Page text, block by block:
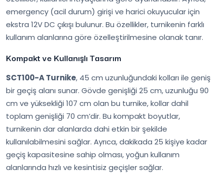
emergency (acil durum) girişi ve harici okuyucular için
ekstra 12V DC çıkışı bulunur. Bu özellikler, turnikenin farklı
kullanım alanlarına göre özelleştirilmesine olanak tanır.
Kompakt ve Kullanışlı Tasarım
SCT100-A Turnike, 45 cm uzunluğundaki kolları ile geniş
bir geçiş alanı sunar. Gövde genişliği 25 cm, uzunluğu 90
cm ve yüksekliği 107 cm olan bu turnike, kollar dahil
toplam genişliği 70 cm’dir. Bu kompakt boyutlar,
turnikenin dar alanlarda dahi etkin bir şekilde
kullanılabilmesini sağlar. Ayrıca, dakikada 25 kişiye kadar
geçiş kapasitesine sahip olması, yoğun kullanım
alanlarında hızlı ve kesintisiz geçişler sağlar.